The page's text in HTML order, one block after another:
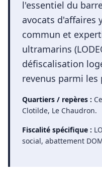
l'essentiel du
avocats d'affaires
commun et
ultramarins
défiscalisation
revenus parmi les
Quartiers / repères :
Clotilde, Le Chaudron.
Fiscalité spécifique :
social, abattement